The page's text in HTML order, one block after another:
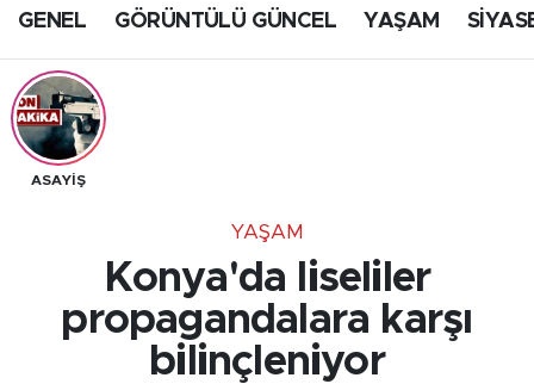
GENEL GÖRÜNTÜLÜ GÜNCEL YAŞAM
ASAYİŞ
YAŞAM
Konya'da liseliler
propagandalara karşı
bilinçleniyor
Tüm Manşetler
Son Dakika Haberleri